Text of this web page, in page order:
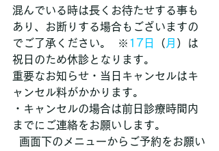
混んでいる時は長くお待たせする事も
あり、お断りする場合もございますの
でご了承ください。  ※ 17日 （ 月 ）は
祝日のため休診となります。
重要なお知らせ・当日キャンセルはキ
ャンセル料がかかります。
・キャンセルの場合は前日診療時間内
までにご連絡をお願いします。